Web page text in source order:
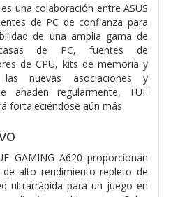
una colaboración entre ASUS
de PC de confianza para
de una amplia gama de
de PC, fuentes de
de CPU, kits de memoria y
nuevas asociaciones y
añaden regularmente, TUF
fortaleciéndose aún más
GAMING A620 proporcionan
alto rendimiento repleto de
ultrarrápida para un juego en